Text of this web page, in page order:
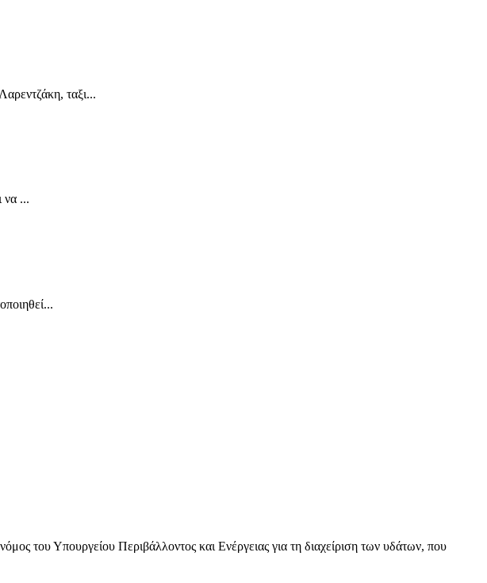
ταξι...
να ...
του Υπουργείου Περιβάλλοντος και Ενέργειας για τη διαχείριση των υδάτων, που